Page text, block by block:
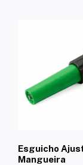
Esguicho
Mangueira